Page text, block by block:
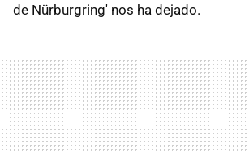
de Nürburgring' nos ha dejado.